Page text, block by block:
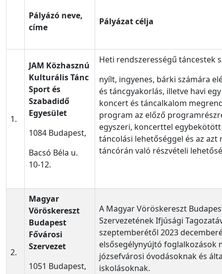
Pályázó neve,
címe
Pályázat célja
1.
JAM Közhasznú
Kulturális Tánc
Sport és
Szabadidő
Egyesület
1084 Budapest,
Bacsó Béla u.
10-12.
Heti rendszerességű táncestek
nyílt, ingyenes, bárki számára
és táncgyakorlás, illetve havi
koncert és táncalkalom
program az előző
egyszeri, koncerttel
táncolási lehetőséggel és az azt
táncórán való részvételi
2.
Magyar
Vöröskereszt
Budapest
Fővárosi
Szervezet
1051 Budapest,
A Magyar Vöröskereszt
Szervezetének Ifjúsági
szeptemberétől 2023
elsősegélynyújtó foglalkozások
józsefvárosi óvodásoknak és
iskolásoknak.